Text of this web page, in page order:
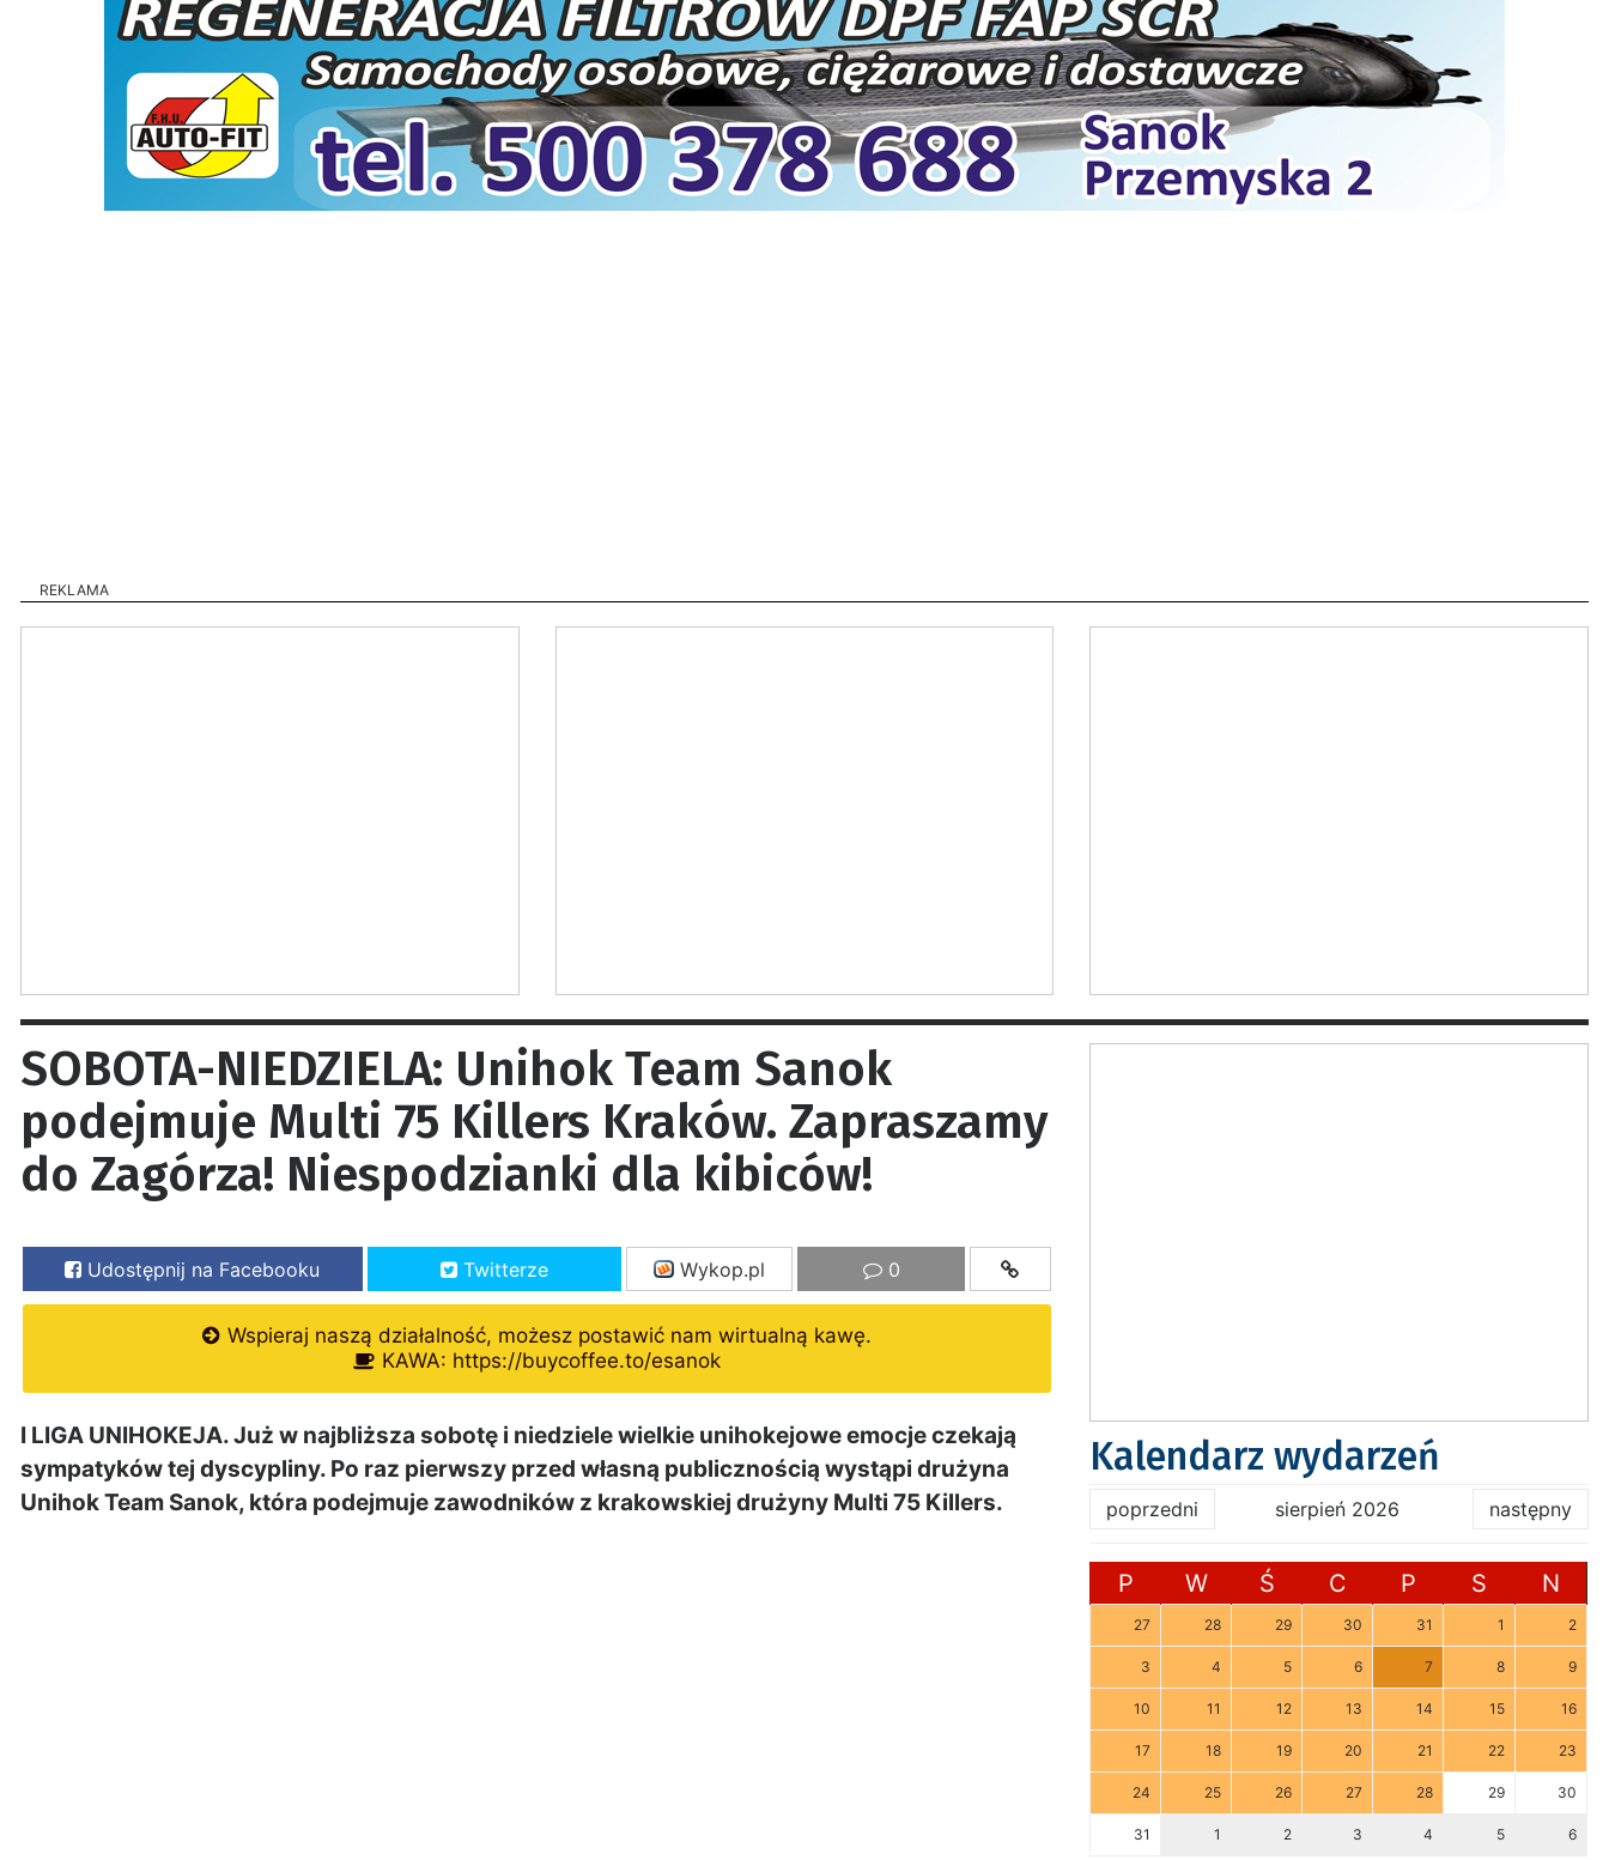
REKLAMA
SOBOTA-NIEDZIELA: Unihok Team Sanok
podejmuje Multi 75 Killers Kraków. Zapraszamy
do Zagórza! Niespodzianki dla kibiców!
Udostępnij na Facebooku Twitterze Wykop.pl 0
Wspieraj naszą działalność, możesz postawić nam wirtualną kawę.
KAWA: https://buycoffee.to/esanok
I LIGA UNIHOKEJA. Już w najbliższa sobotę i niedziele wielkie unihokejowe emocje czekają
sympatyków tej dyscypliny. Po raz pierwszy przed własną publicznością wystąpi drużyna
Unihok Team Sanok, która podejmuje zawodników z krakowskiej drużyny Multi 75 Killers.
Kalendarz wydarzeń
poprzedni sierpień 2026 następny
P W Ś C P S N
27 28 29 30 31 1 2
3 4 5 6 7 8 9
10 11 12 13 14 15 16
17 18 19 20 21 22 23
24 25 26 27 28 29 30
31 1 2 3 4 5 6